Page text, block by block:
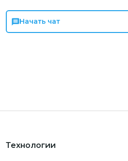
Начать чат
Технологии